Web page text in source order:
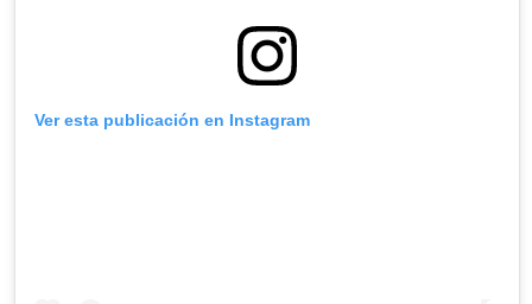
Ver esta publicación en Instagram